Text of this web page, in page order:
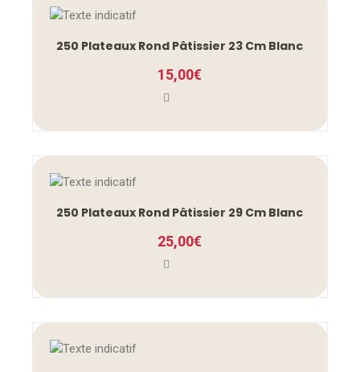
250 Plateaux Rond Pâtissier 23 Cm Blanc
15,00€
250 Plateaux Rond Pâtissier 29 Cm Blanc
25,00€